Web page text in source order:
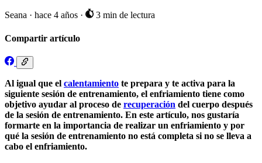
Seana · hace 4 años · 3 min de lectura
Compartir artículo
Al igual que el calentamiento te prepara y te activa para la
siguiente sesión de entrenamiento, el enfriamiento tiene como
objetivo ayudar al proceso de recuperación del cuerpo después
de la sesión de entrenamiento. En este artículo, nos gustaría
formarte en la importancia de realizar un enfriamiento y por
qué la sesión de entrenamiento no está completa si no se lleva a
cabo el enfriamiento.